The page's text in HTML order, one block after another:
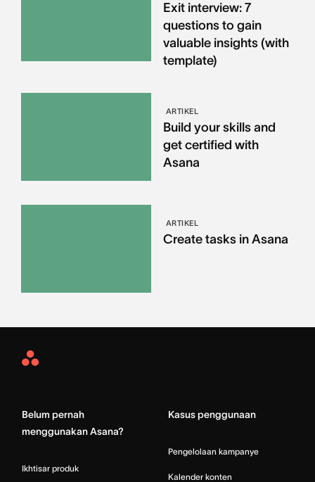
Exit interview: 7
questions to gain
valuable insights (with
template)
ARTIKEL
Build your skills and
get certified with
Asana
ARTIKEL
Create tasks in Asana
Asana
Belum pernah
menggunakan Asana?
Ikhtisar produk
Kasus penggunaan
Pengelolaan kampanye
Kalender konten